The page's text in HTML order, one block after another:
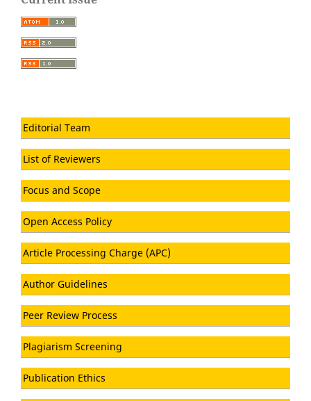
Editorial Team
List of Reviewers
Focus and Scope
Open Access Policy
Article Processing Charge (APC)
Author Guidelines
Peer Review Process
Plagiarism Screening
Publication Ethics